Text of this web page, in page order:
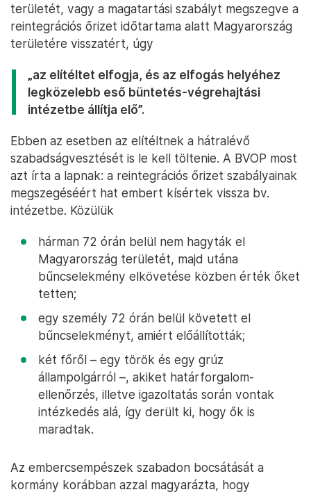
területét, vagy a magatartási szabályt megszegve a
reintegrációs őrizet időtartama alatt Magyarország
területére visszatért, úgy
„az elítéltet elfogja, és az elfogás helyéhez
legközelebb eső büntetés-végrehajtási
intézetbe állítja elő”.
Ebben az esetben az elítéltnek a hátralévő
szabadságvesztését is le kell töltenie. A BVOP most
azt írta a lapnak: a reintegrációs őrizet szabályainak
megszegéséért hat embert kísértek vissza bv.
intézetbe. Közülük
hárman 72 órán belül nem hagyták el
Magyarország területét, majd utána
bűncselekmény elkövetése közben érték őket
tetten;
egy személy 72 órán belül követett el
bűncselekményt, amiért előállították;
két főről – egy török és egy grúz
állampolgárról –, akiket határforgalom-
ellenőrzés, illetve igazoltatás során vontak
intézkedés alá, így derült ki, hogy ők is
maradtak.
Az embercsempészek szabadon bocsátását a
kormány korábban azzal magyarázta, hogy